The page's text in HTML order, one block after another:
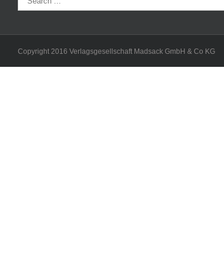
Copyright 2016 Verlagsgesellschaft Madsack GmbH & Co KG